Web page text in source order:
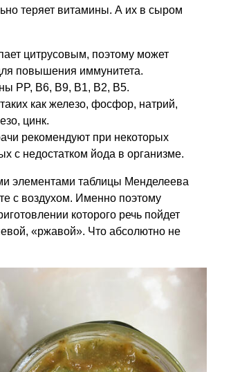
теряет витамины. А их в сыром
цитрусовым, поэтому может
повышения иммунитета.
PP, B6, B9, В1, В2, В5.
как железо, фосфор, натрий,
цинк.
рекомендуют при некоторых
с недостатком йода в организме.
элементами таблицы Менделеева
с воздухом. Именно поэтому
которого речь пойдет
«ржавой». Что абсолютно не